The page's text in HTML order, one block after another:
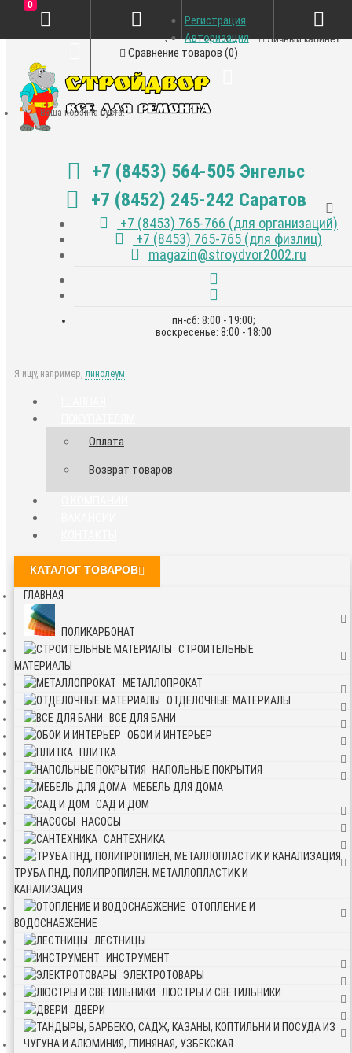
Личный кабинет
Закладки (0)
Сравнение товаров (0)
+7 (8453) 564-505 Энгельс
+7 (8452) 245-242 Саратов
+7 (8453) 765-766 (для организаций)
+7 (8453) 765-765 (для физлиц)
magazin@stroydvor2002.ru
пн-сб: 8:00 - 19:00;
воскресенье: 8:00 - 18:00
Я ищу, например, линолеум
Регистрация
Авторизация
0
Ваша корзина пуста!
Оплата
Возврат товаров
КАТАЛОГ ТОВАРОВ
ГЛАВНАЯ
ПОЛИКАРБОНАТ
СТРОИТЕЛЬНЫЕ
МАТЕРИАЛЫ
МЕТАЛЛОПРОКАТ
ОТДЕЛОЧНЫЕ МАТЕРИАЛЫ
ВСЕ ДЛЯ БАНИ
ОБОИ И ИНТЕРЬЕР
ПЛИТКА
НАПОЛЬНЫЕ ПОКРЫТИЯ
МЕБЕЛЬ ДЛЯ ДОМА
САД И ДОМ
НАСОСЫ
САНТЕХНИКА
ТРУБА ПНД, ПОЛИПРОПИЛЕН, МЕТАЛЛОПЛАСТИК И
КАНАЛИЗАЦИЯ
ОТОПЛЕНИЕ И
ВОДОСНАБЖЕНИЕ
ЛЕСТНИЦЫ
ИНСТРУМЕНТ
ЭЛЕКТРОТОВАРЫ
ЛЮСТРЫ И СВЕТИЛЬНИКИ
ДВЕРИ